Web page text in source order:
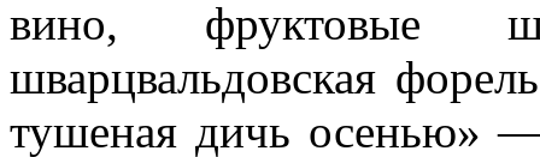
вино, фруктовые
шварцвальдовская
тушеная дичь осенью»